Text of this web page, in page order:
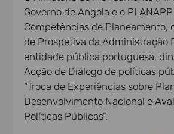
Governo de Angola e o
Competências de Planeamento,
de Prospetiva da Administração
entidade pública portuguesa,
Acção de Diálogo de políticas
“Troca de Experiências sobre
Desenvolvimento Nacional e
Políticas Públicas”.